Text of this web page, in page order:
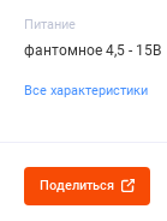
Питание
фантомное 4,5 - 15В
Все характеристики
Поделиться